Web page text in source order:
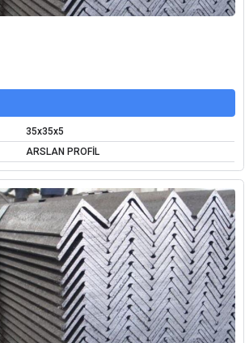
35x35x5
ARSLAN PROFİL